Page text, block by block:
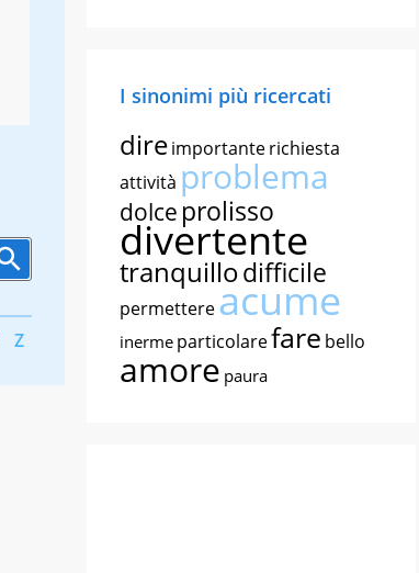
Z
I sinonimi più ricercati
direimportanterichiesta
attività problema
dolce prolisso
divertente
tranquillodifficile
permettereacume
inerme particolarefare bello
amore paura